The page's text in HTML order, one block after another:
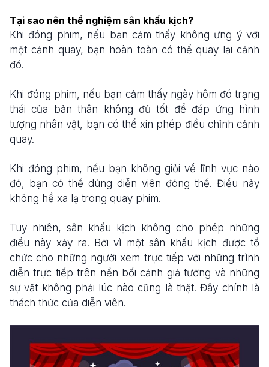
Tại sao nên thể nghiệm sân khấu kịch?
Khi đóng phim, nếu bạn cảm thấy không ưng ý với
một cảnh quay, bạn hoàn toàn có thể quay lại cảnh
đó.
Khi đóng phim, nếu bạn cảm thấy ngày hôm đó trạng
thái của bản thân không đủ tốt để đáp ứng hình
tượng nhân vật, bạn có thể xin phép điều chỉnh cảnh
quay.
Khi đóng phim, nếu bạn không giỏi về lĩnh vực nào
đó, bạn có thể dùng diễn viên đóng thế. Điều này
không hề xa lạ trong quay phim.
Tuy nhiên, sân khấu kịch không cho phép những
điều này xảy ra. Bởi vì một sân khấu kịch được tổ
chức cho những người xem trực tiếp với những trình
diễn trực tiếp trên nền bối cảnh giả tưởng và những
sự vật không phải lúc nào cũng là thật. Đây chính là
thách thức của diễn viên.